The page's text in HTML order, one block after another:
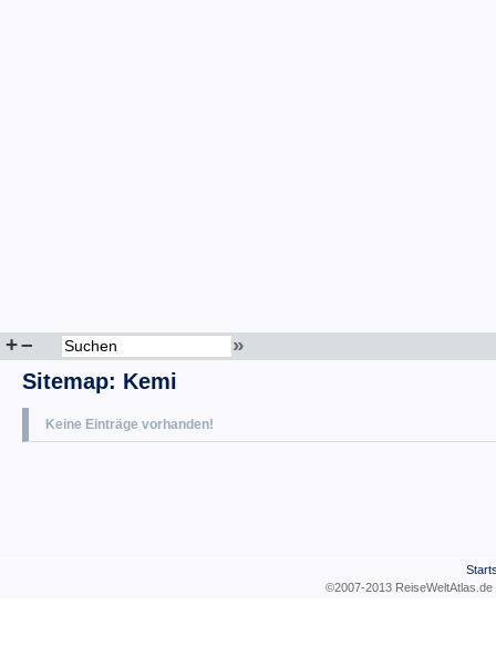
+– »
Sitemap: Kemi
Keine Einträge vorhanden!
©2007-2013